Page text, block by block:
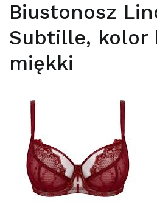
Biustonosz
Subtille, kolor
miękki